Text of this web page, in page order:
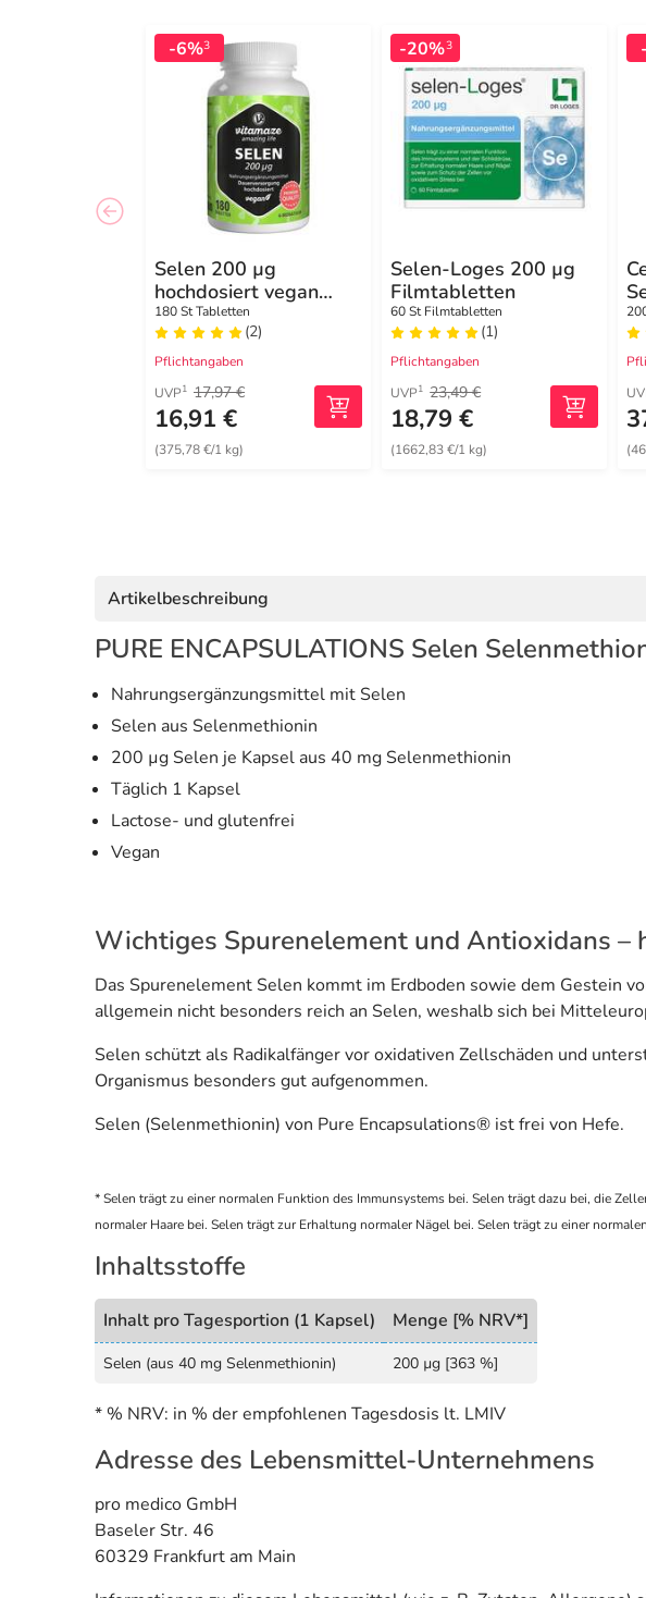
-6%3
Selen 200 µg
hochdosiert vegan
Tabletten
180 St Tabletten
(2)
Pflichtangaben
UVP1 17,97 €
16,91 €
(375,78 €/1 kg)
-20%3
Selen-Loges 200 µg
Filmtabletten
60 St Filmtabletten
(1)
Pflichtangaben
UVP1 23,49 €
18,79 €
(1662,83 €/1 kg)
Artikelbeschreibung
PURE ENCAPSULATIONS Selen
Nahrungsergänzungsmittel mit Selen
Selen aus Selenmethionin
200 µg Selen je Kapsel aus 40 mg Selenmethionin
Täglich 1 Kapsel
Lactose- und glutenfrei
Vegan
Wichtiges Spurenelement und Antioxidans –
Das Spurenelement Selen kommt im Erdboden sowie dem Gestein
allgemein nicht besonders reich an Selen, weshalb sich bei
Selen schützt als Radikalfänger vor oxidativen Zellschäden und
Organismus besonders gut aufgenommen.
Selen (Selenmethionin) von Pure Encapsulations® ist frei von Hefe.
* Selen trägt zu einer normalen Funktion des Immunsystems bei. Selen trägt dazu bei, die
normaler Haare bei. Selen trägt zur Erhaltung normaler Nägel bei. Selen trägt zu einer
Inhaltsstoffe
Inhalt pro Tagesportion (1 Kapsel) Menge [% NRV*]
Selen (aus 40 mg Selenmethionin) 200 µg [363 %]
* % NRV: in % der empfohlenen Tagesdosis lt. LMIV
Adresse des Lebensmittel-Unternehmens
pro medico GmbH
Baseler Str. 46
60329 Frankfurt am Main